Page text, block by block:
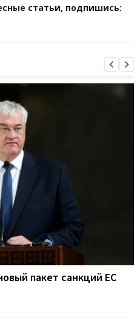
статьи, подпишись:
пакет санкций ЕС